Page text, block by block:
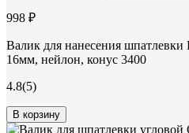
998 ₽
Валик для нанесения
16мм, нейлон, конус 3400
4.8(5)
В корзину